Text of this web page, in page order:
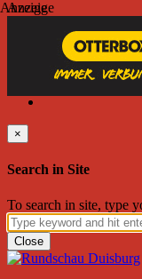
Donnerstag,
Friend on
×
Search in Site
To search in site, type
Close
Anzeige
Anzeige